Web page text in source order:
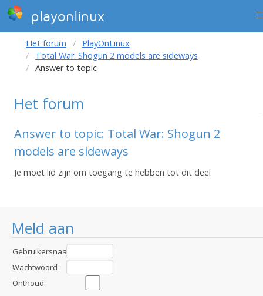
playonlinux
Meld aan
Gebruikersnaam
:Wachtwoord :
Onthoud:
Het forum
PlayOnLinux
Total War: Shogun 2 models are sideways
Answer to topic
Het forum
Answer to topic: Total War: Shogun 2
models are sideways
Je moet lid zijn om toegang te hebben tot dit deel